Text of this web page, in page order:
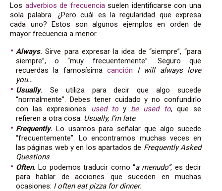
Los adverbios de frecuenciasuelen identificarse con una
sola palabra. ¿Pero cuál es la regularidad que expresa
cada uno? Estos son algunos ejemplos en orden de
mayor frecuencia a menor.
Always.Sirve para expresar la idea de “siempre”, “para
siempre”, o “muy frecuentemente”. Seguro que
recuerdas la famosísima canción
I will always love
you…
Usually. Se utiliza para decir que algo sucede
“normalmente”. Debes tener cuidado y no confundirlo
con las expresiones used toy be used to, que se
refieren a otra cosa: Usually, I’m late.
Frequently.Lo usamos para señalar que algo sucede
“frecuentemente”. Lo encontramos muchas veces en
las páginas web y en los apartados de Frequently Asked
Questions.
Often.Lo podemos traducir como “a menudo”, es decir
para hablar de acciones que suceden en muchas
ocasiones: I often eat pizza for dinner.